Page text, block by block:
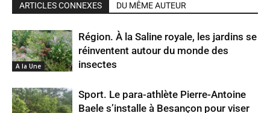
ARTICLES CONNEXES DU MÊME AUTEUR
A la Une
Région. À la Saline royale, les jardins se
réinventent autour du monde des
insectes
Sport. Le para-athlète Pierre-Antoine
Baele s’installe à Besançon pour viser